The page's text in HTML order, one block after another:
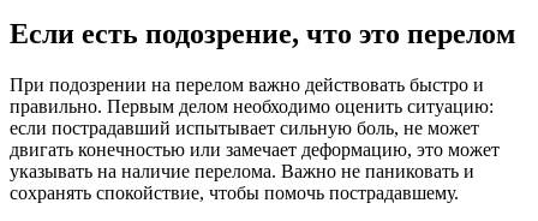
Если есть подозрение, что это перелом
При подозрении на перелом важно действовать быстро и
правильно. Первым делом необходимо оценить ситуацию:
если пострадавший испытывает сильную боль, не может
двигать конечностью или замечает деформацию, это может
указывать на наличие перелома. Важно не паниковать и
сохранять спокойствие, чтобы помочь пострадавшему.